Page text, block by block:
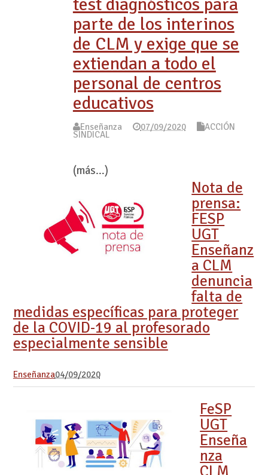
parte de los interinos
de CLM y exige que se
extiendan a todo el
personal de centros
educativos
Enseñanza 07/09/2020 ACCIÓN
SINDICAL
(más…)
Nota de
prensa:
FESP
UGT
Enseñanz
a CLM
denuncia
falta de
medidas específicas para proteger
de la COVID-19 al profesorado
especialmente sensible
Enseñanza04/09/2020
FeSP
UGT
Enseña
nza